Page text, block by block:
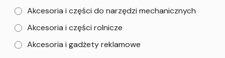
Akcesoria i części do narzędzi mechanicznych
Akcesoria i części rolnicze
Akcesoria i gadżety reklamowe